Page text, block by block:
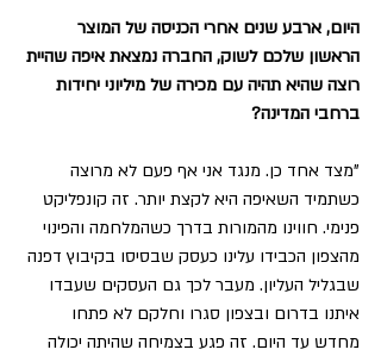
היום, ארבע שנים אחרי הכניסה של המוצר
הראשון שלכם לשוק, החברה נמצאת איפה שהיית
רוצה שהיא תהיה עם מכירה של מיליוני יחידות
ברחבי המדינה?
"מצד אחד כן. מנגד אני אף פעם לא מרוצה
כשתמיד השאיפה היא לקצת יותר. זה קונפליקט
פנימי. חווינו מהמורות בדרך כשהמלחמה והפינוי
מהצפון הכבידו עלינו כעסק שבסיסו בקיבוץ דפנה
שבגליל העליון. מעבר לכך גם העסקים שעבדו
איתנו בדרום ובצפון סגרו וחלקם לא פתחו
מחדש עד היום. זה פגע בצמיחה שהיתה יכולה